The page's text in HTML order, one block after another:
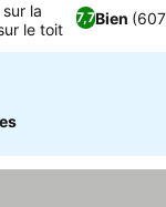
7,7Bien
la
le toit